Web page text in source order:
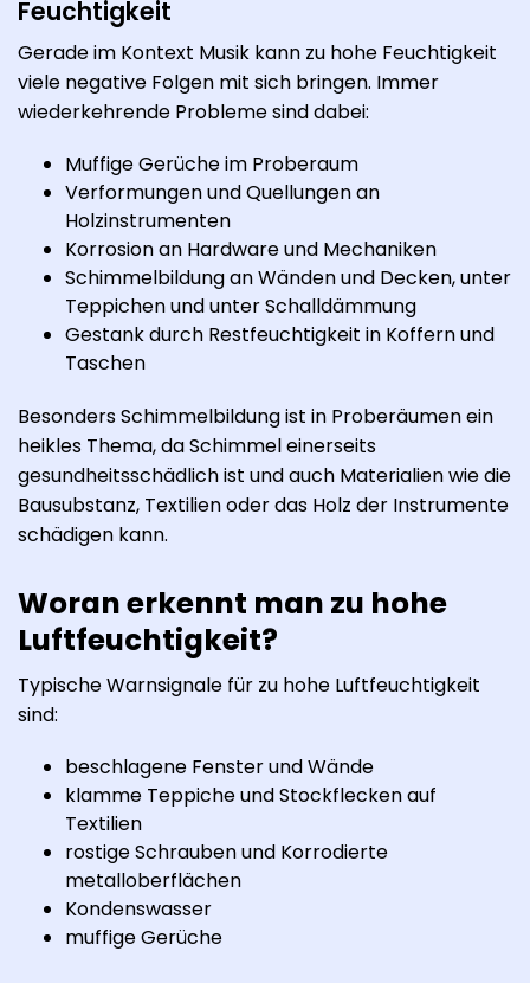
Feuchtigkeit
Gerade im Kontext Musik kann zu hohe Feuchtigkeit
viele negative Folgen mit sich bringen. Immer
wiederkehrende Probleme sind dabei:
Muffige Gerüche im Proberaum
Verformungen und Quellungen an
Holzinstrumenten
Korrosion an Hardware und Mechaniken
Schimmelbildung an Wänden und Decken, unter
Teppichen und unter Schalldämmung
Gestank durch Restfeuchtigkeit in Koffern und
Taschen
Besonders Schimmelbildung ist in Proberäumen ein
heikles Thema, da Schimmel einerseits
gesundheitsschädlich ist und auch Materialien wie die
Bausubstanz, Textilien oder das Holz der Instrumente
schädigen kann.
Woran erkennt man zu hohe
Luftfeuchtigkeit?
Typische Warnsignale für zu hohe Luftfeuchtigkeit
sind:
beschlagene Fenster und Wände
klamme Teppiche und Stockflecken auf
Textilien
rostige Schrauben und Korrodierte
metalloberflächen
Kondenswasser
muffige Gerüche